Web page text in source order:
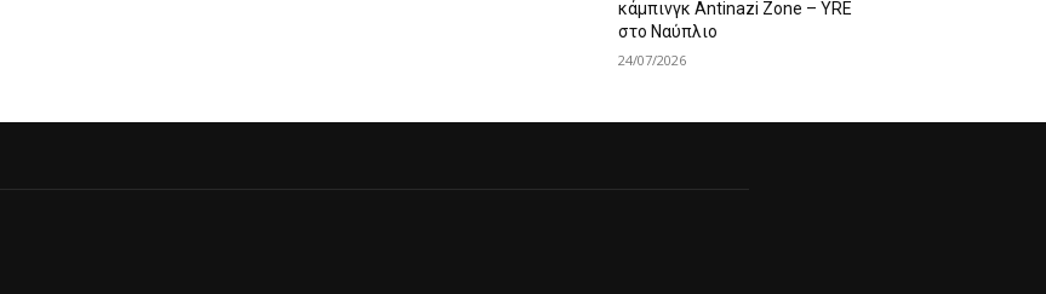
κάμπινγκ Antinazi Zone – YRE
στο Ναύπλιο
24/07/2026